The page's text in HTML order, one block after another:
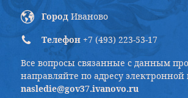
Город Иваново
Телефон +7 (493) 223-53-17
Все вопросы связанные с данным
направляйте по адресу
nasledie@gov37.ivanovo.ru